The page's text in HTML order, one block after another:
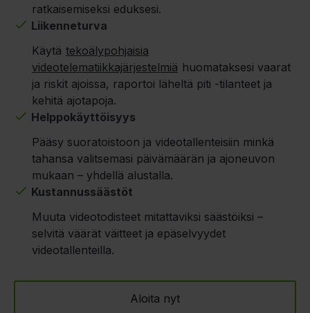
ratkaisemiseksi eduksesi.
Liikenneturva
Käytä tekoälypohjaisia
videotelematiikkajärjestelmiä huomataksesi vaarat
ja riskit ajoissa, raportoi läheltä piti -tilanteet ja
kehitä ajotapoja.
Helppokäyttöisyys
Pääsy suoratoistoon ja videotallenteisiin minkä
tahansa valitsemasi päivämäärän ja ajoneuvon
mukaan – yhdellä alustalla.
Kustannussäästöt
Muuta videotodisteet mitattaviksi säästöiksi –
selvitä väärät väitteet ja epäselvyydet
videotallenteilla.
Aloita nyt